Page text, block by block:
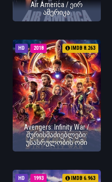
Air America / ეირ
ამერიკა
HD 2018 IMDB 8.263
Avengers: Infinity War /
შურისმაძიებლები:
უსასრულობის ომი
HD 1993 IMDB 6.963